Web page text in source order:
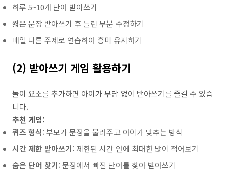
하루 5~10개 단어 받아쓰기
짧은 문장 받아쓰기 후 틀린 부분 수정하기
매일 다른 주제로 연습하여 흥미 유지하기
(2) 받아쓰기 게임 활용하기
놀이 요소를 추가하면 아이가 부담 없이 받아쓰기를 즐길 수 있습
니다.
추천 게임:
퀴즈 형식: 부모가 문장을 불러주고 아이가 맞추는 방식
시간 제한 받아쓰기: 제한된 시간 안에 최대한 많이 적어보기
숨은 단어 찾기: 문장에서 빠진 단어를 찾아 받아쓰기